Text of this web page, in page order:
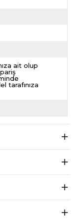
ait olup
tarafınıza